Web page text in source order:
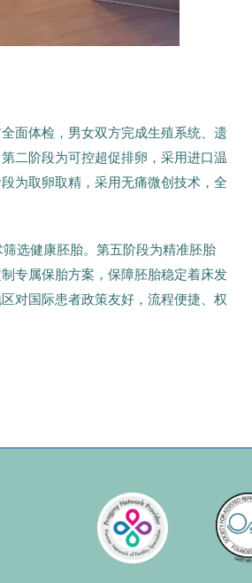
面体检，男女双方完成生殖系统、遗
二阶段为可控超促排卵，采用进口温
为取卵取精，采用无痛微创技术，全
选健康胚胎。第五阶段为精准胚胎
专属保胎方案，保障胚胎稳定着床发
对国际患者政策友好，流程便捷、权